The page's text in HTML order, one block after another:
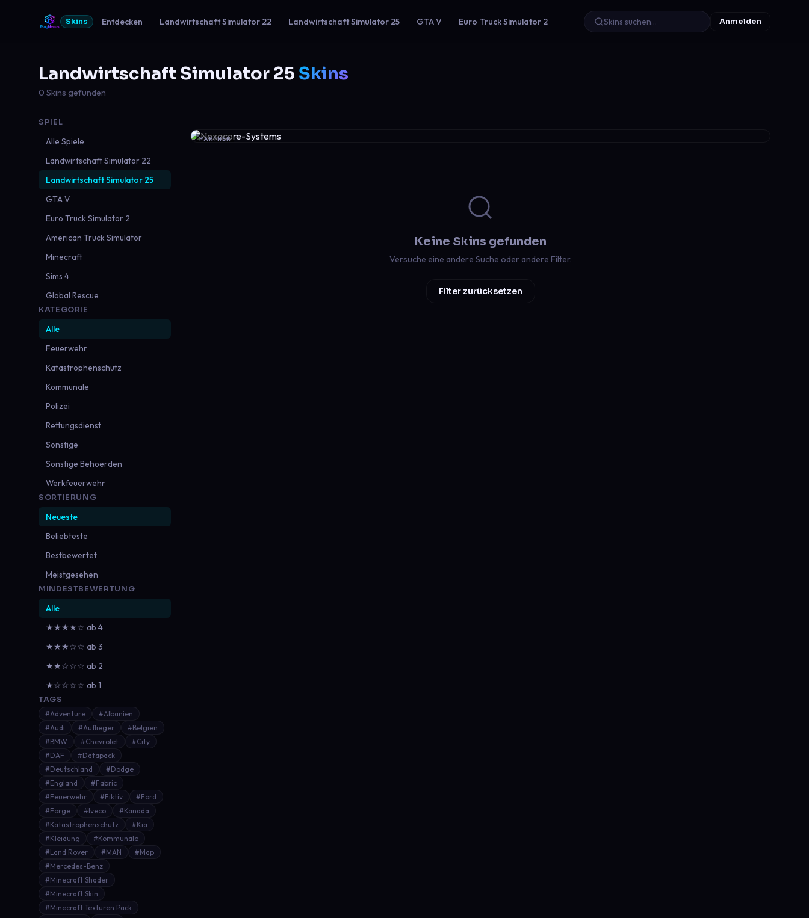
Skins Entdecken Landwirtschaft Simulator 22 Landwirtschaft Simulator 25 GTA V Euro Truck Simulator 2 Anmelden
Landwirtschaft Simulator 25 Skins
0 Skins gefunden
SPIEL
Alle Spiele
Landwirtschaft Simulator 22
Landwirtschaft Simulator 25
GTA V
Euro Truck Simulator 2
American Truck Simulator
Minecraft
Sims 4
Global Rescue
KATEGORIE
Alle
Feuerwehr
Katastrophenschutz
Kommunale
Polizei
Rettungsdienst
Sonstige
Sonstige Behoerden
Werkfeuerwehr
SORTIERUNG
Neueste
Beliebteste
Bestbewertet
Meistgesehen
MINDESTBEWERTUNG
Alle
★★★★☆ ab 4
★★★☆☆ ab 3
★★☆☆☆ ab 2
★☆☆☆☆ ab 1
TAGS
#Adventure
#Albanien
#Audi
#Auflieger
#Belgien
#BMW
#Chevrolet
#City
#DAF
#Datapack
#Deutschland
#Dodge
#England
#Fabric
#Feuerwehr
#Fiktiv
#Ford
#Forge
#Iveco
#Kanada
#Katastrophenschutz
#Kia
#Kleidung
#Kommunale
#Land Rover
#MAN
#Map
#Mercedes-Benz
#Minecraft Shader
#Minecraft Skin
#Minecraft Texturen Pack
PARTNER
Keine Skins gefunden
Versuche eine andere Suche oder andere Filter.
Filter zurücksetzen